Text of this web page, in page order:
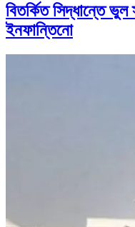
বিতর্কিত সিদ্ধান্তে ভুল
ইনফান্তিনো